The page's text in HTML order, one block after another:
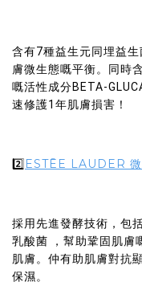
含有7種益生元同埋益
膚微生態嘅平衡。同時
嘅活性成分BETA-
速修護1年肌膚損害！
2️⃣ ESTĒE LAUDER 微
採用先進發酵技術，包
乳酸菌 ，幫助鞏固肌膚
肌膚。仲有助肌膚對抗
保濕。